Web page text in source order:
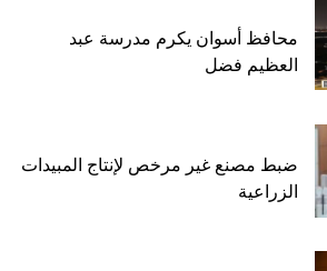
محافظ أسوان يكرم مدرسة عبد
العظيم فضل
ضبط مصنع غير مرخص لإنتاج المبيدات
الزراعية